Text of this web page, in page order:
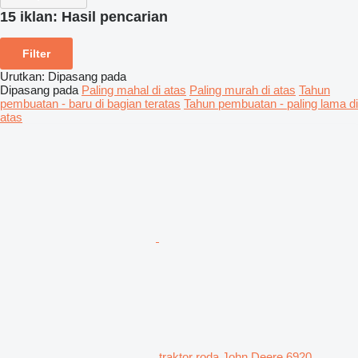
15 iklan: Hasil pencarian
Filter
Urutkan: Dipasang pada
Dipasang pada Paling mahal di atas Paling murah di atas Tahun
pembuatan - baru di bagian teratas Tahun pembuatan - paling lama di
atas